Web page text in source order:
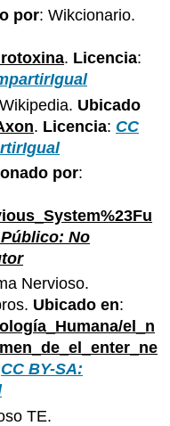
por: Wikcionario.
. Licencia:
Ubicado
. Licencia: CC
por:
No
Nervioso.
Ubicado en:
el_n
CC BY-SA:
TE.